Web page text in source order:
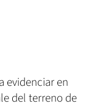
evidenciar en
del terreno de